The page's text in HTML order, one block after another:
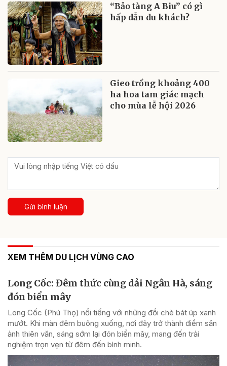
“Bảo tàng A Biu” có gì
hấp dẫn du khách?
Gieo trồng khoảng 400
ha hoa tam giác mạch
cho mùa lễ hội 2026
Gửi bình luận
XEM THÊM DU LỊCH VÙNG CAO
Long Cốc: Đêm thức cùng dải Ngân Hà, sáng
đón biển mây
Long Cốc (Phú Thọ) nổi tiếng với những đồi chè bát úp xanh
mướt. Khi màn đêm buông xuống, nơi đây trở thành điểm săn
ảnh thiên văn, sáng sớm lại đón biển mây, mang đến trải
nghiệm trọn vẹn từ đêm đến bình minh.